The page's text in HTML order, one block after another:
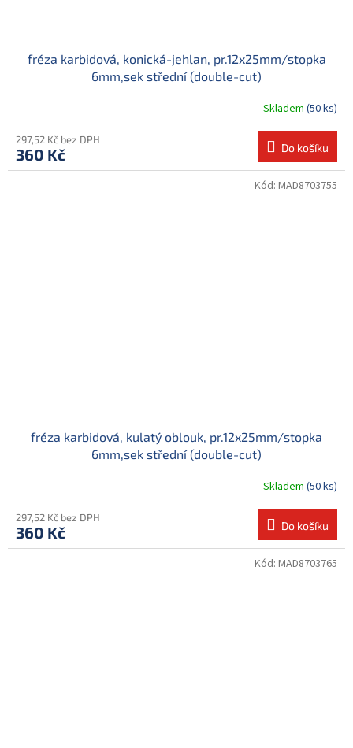
fréza karbidová, konická-jehlan, pr.12x25mm/stopka
6mm,sek střední (double-cut)
Skladem (50 ks)
297,52 Kč bez DPH
360 Kč Do košíku
fréza karbidová, kulatý oblouk, pr.12x25mm/stopka
6mm,sek střední (double-cut)
Skladem (50 ks)
297,52 Kč bez DPH
360 Kč Do košíku
Kód: MAD8703755
Kód: MAD8703765